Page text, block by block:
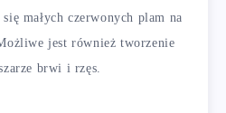
małych czerwonych plam na
jest również tworzenie
brwi i rzęs.